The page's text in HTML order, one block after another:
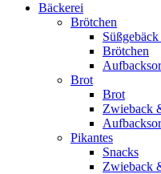
Bäckerei
Brötchen
Brötchen
Brot
Brot
Zwieback
Pikantes
Snacks
Zwieback